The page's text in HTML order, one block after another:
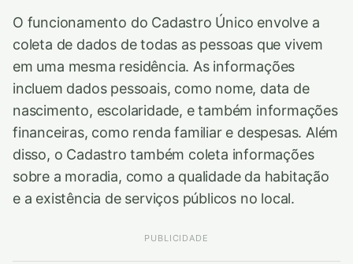
O funcionamento do Cadastro Único envolve a
coleta de dados de todas as pessoas que vivem
em uma mesma residência. As informações
incluem dados pessoais, como nome, data de
nascimento, escolaridade, e também informações
financeiras, como renda familiar e despesas. Além
disso, o Cadastro também coleta informações
sobre a moradia, como a qualidade da habitação
e a existência de serviços públicos no local.
PUBLICIDADE